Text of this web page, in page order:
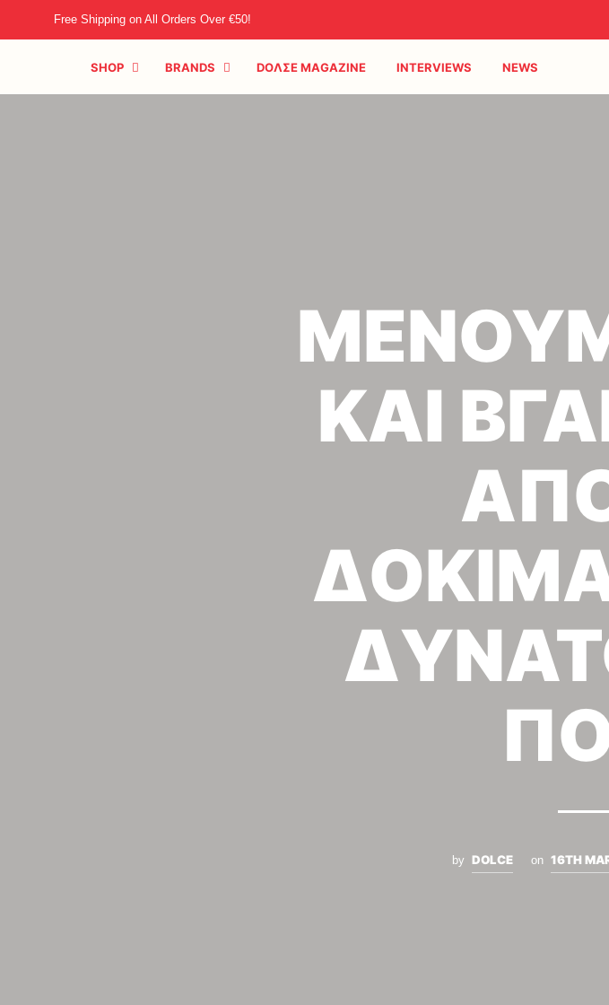
Free Shipping on All Orders Over €50!
SHOP BRANDS DOΛΣE MAGAZINE INTERVIEWS NEWS
ΚΑΙ
by DOLCE on 16TH